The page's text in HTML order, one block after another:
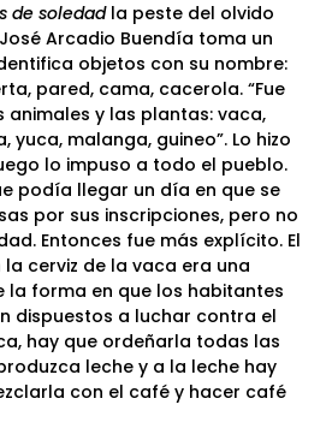
de soledad la peste del olvido
Arcadio Buendía toma un
objetos con su nombre:
pared, cama, cacerola. “Fue
y las plantas: vaca,
yuca, malanga, guineo”. Lo hizo
lo impuso a todo el pueblo.
podía llegar un día en que se
por sus inscripciones, pero no
Entonces fue más explícito. El
cerviz de la vaca era una
la forma en que los habitantes
dispuestos a luchar contra el
hay que ordeñarla todas las
leche y a la leche hay
con el café y hacer café